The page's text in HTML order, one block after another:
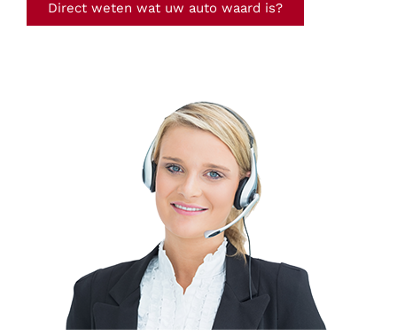
Direct weten wat uw auto waard is?